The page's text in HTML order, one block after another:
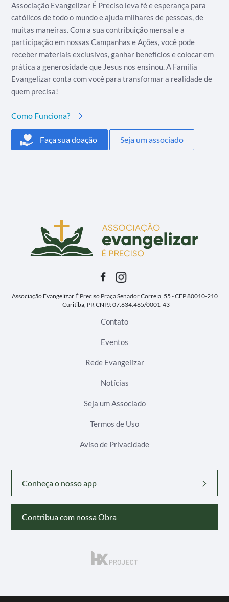
Associação Evangelizar É Preciso leva fé e esperança para
católicos de todo o mundo e ajuda milhares de pessoas, de
muitas maneiras. Com a sua contribuição mensal e a
participação em nossas Campanhas e Ações, você pode
receber materiais exclusivos, ganhar benefícios e colocar em
prática a generosidade que Jesus nos ensinou. A Família
Evangelizar conta com você para transformar a realidade de
quem precisa!
Como Funciona?
Faça sua doação Seja um associado
Associação Evangelizar É PrecisoPraça Senador Correia, 55 - CEP 80010-210
- Curitiba, PRCNPJ: 07.634.465/0001-43
Contato
Eventos
Rede Evangelizar
Notícias
Seja um Associado
Termos de Uso
Aviso de Privacidade
Conheça o nosso app
Contribua com nossa Obra